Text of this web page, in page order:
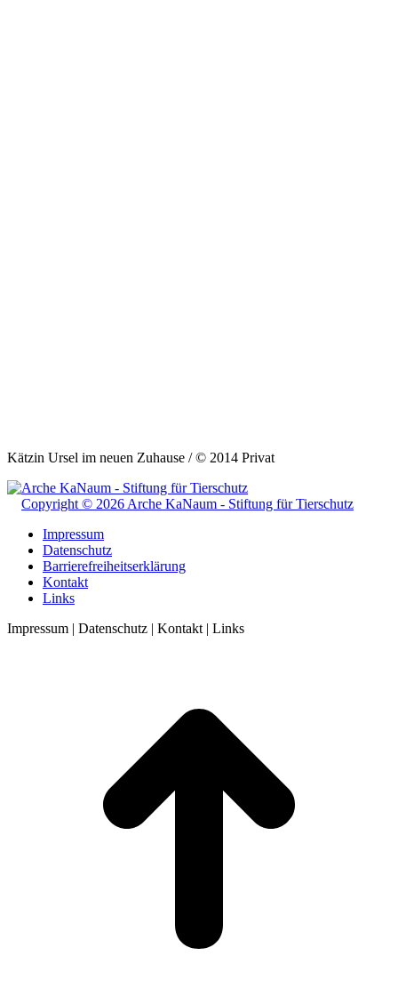
Kätzin Ursel im neuen Zuhause / © 2014 Privat
Copyright © 2026 Arche KaNaum - Stiftung für Tierschutz
Impressum
Datenschutz
Barrierefreiheitserklärung
Kontakt
Links
Impressum | Datenschutz | Kontakt | Links